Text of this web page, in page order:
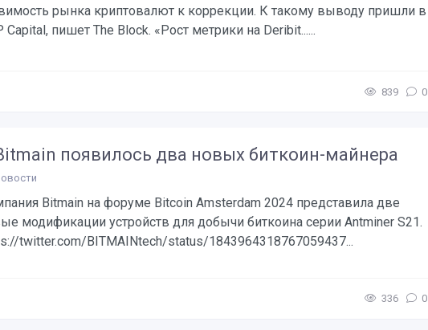
рынка криптовалют к коррекции. К такому выводу пришли в
Capital, пишет The Block. «Рост метрики на Deribit......
839 0
появилось два новых биткоин-майнера
Bitmain на форуме Bitcoin Amsterdam 2024 представила две
модификации устройств для добычи биткоина серии Antminer S21.
twitter.com/BITMAINtech/status/1843964318767059437...
336 0